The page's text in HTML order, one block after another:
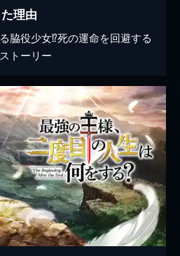
理由
脇役少女⁉死の運命を回避する
トーリー